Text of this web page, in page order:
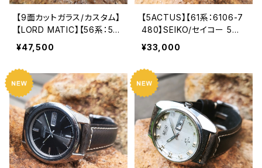
【9面カットガラス/カスタム】
【LORD MATIC】【56系：56
06-7070】SEIKO/セイコー
ロードマチック 23石 Cal.5
606 キャリバー 機械式 自
動巻き腕時計 精工舎諏訪
工場 1970年 4月製造 アン
ティークウォッチ 中三針 レ
ザーベルト メンズウォッチ
【5606-7070-4】
¥47,500
【5ACTUS】【61系：6106-7
480】SEIKO/セイコー 5ア
クタス 23石 Cal.6106 キャ
リバー 機械式 自動巻き腕
時計 精工舎諏訪工場/SS 1
971年 8月製造 アンティー
クウォッチ メンズウォッチ【5
ac6106-7480-1】
¥33,000